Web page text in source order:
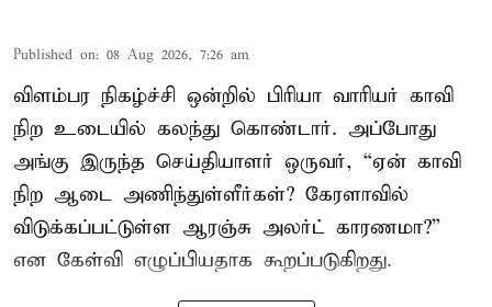
Published on: 08 Aug 2026, 7:26 am
விளம்பர நிகழ்ச்சி ஒன்றில் பிரியா வாரியர் காவி
நிற உடையில் கலந்து கொண்டார். அப்போது
அங்கு இருந்த செய்தியாளர் ஒருவர், “ஏன் காவி
நிற ஆடை அணிந்துள்ளீர்கள்? கேரளாவில்
விடுக்கப்பட்டுள்ள ஆரஞ்சு அலர்ட் காரணமா?”
என கேள்வி எழுப்பியதாக கூறப்படுகிறது.